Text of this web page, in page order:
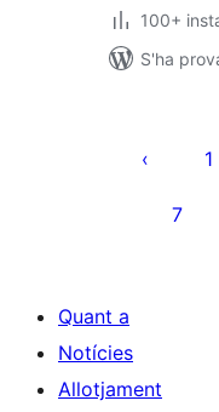
100+
S'ha
entrades
1
7
Quant a
Notícies
Allotjament